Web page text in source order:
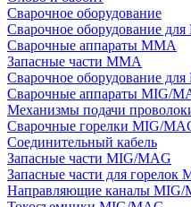
Сварочное оборудование
Сварочное оборудование
Сварочные аппараты MMA
Запасные части MMA
Сварочное оборудование
Сварочные аппараты MIG/
Механизмы подачи
Сварочные горелки MIG/
Соединительный кабель
Запасные части MIG/MAG
Запасные части для горелок
Направляющие каналы MIG/